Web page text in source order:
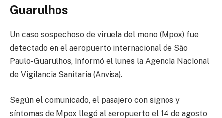
Guarulhos
Un caso sospechoso de viruela del mono (Mpox) fue
detectado en el aeropuerto internacional de São
Paulo-Guarulhos, informó el lunes la Agencia Nacional
de Vigilancia Sanitaria (Anvisa).
Según el comunicado, el pasajero con signos y
síntomas de Mpox llegó al aeropuerto el 14 de agosto